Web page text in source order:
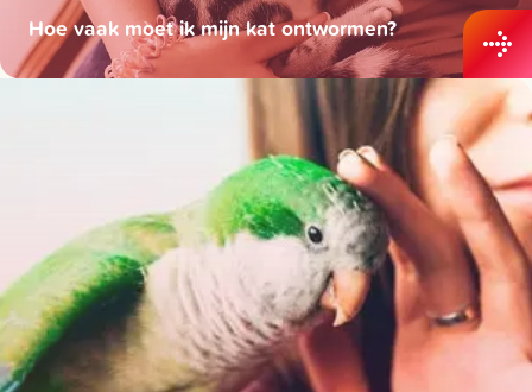
Hoe vaak moet ik mijn kat ontwormen?